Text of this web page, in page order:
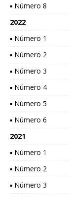
▪ Número 8
2022
▪ Número 1
▪ Número 2
▪ Número 3
▪ Número 4
▪ Número 5
▪ Número 6
2021
▪ Número 1
▪ Número 2
▪ Número 3